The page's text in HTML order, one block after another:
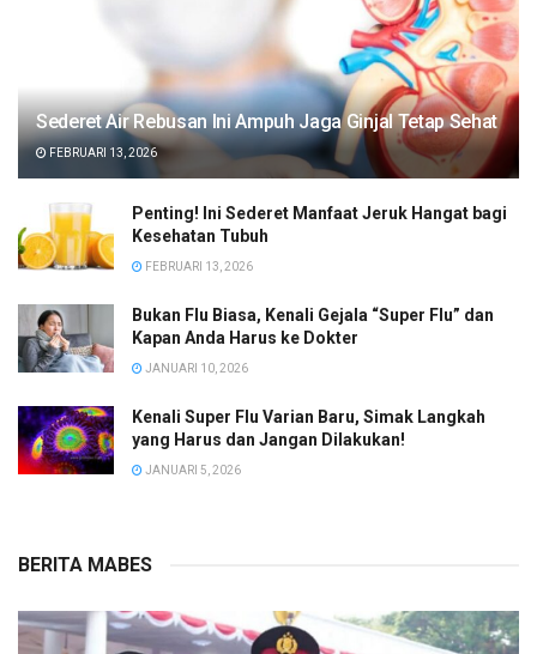
Sederet Air Rebusan Ini Ampuh Jaga Ginjal Tetap Sehat
FEBRUARI 13, 2026
Penting! Ini Sederet Manfaat Jeruk Hangat bagi
Kesehatan Tubuh
FEBRUARI 13, 2026
Bukan Flu Biasa, Kenali Gejala “Super Flu” dan
Kapan Anda Harus ke Dokter
JANUARI 10, 2026
Kenali Super Flu Varian Baru, Simak Langkah
yang Harus dan Jangan Dilakukan!
JANUARI 5, 2026
BERITA MABES